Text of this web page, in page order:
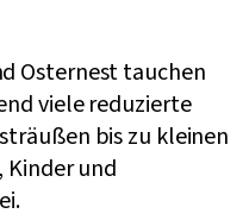
Osternest tauchen
viele reduzierte
bis zu kleinen
Kinder und